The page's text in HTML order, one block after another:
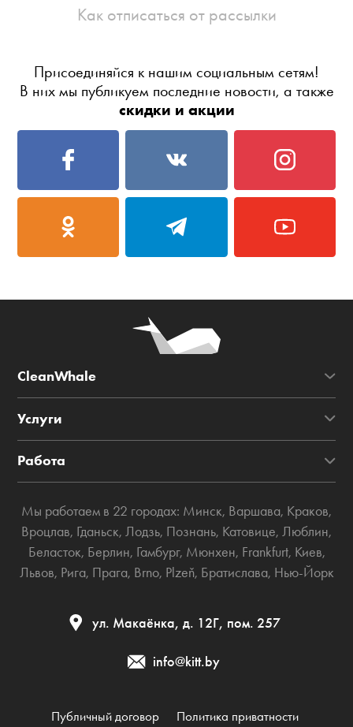
Как отписаться от рассылки
Присоединяйся к нашим социальным сетям!
В них мы публикуем последние новости, а также
скидки и акции
CleanWhale
Услуги
Работа
Мы работаем в 22 городах: Минск, Варшава, Краков,
Вроцлав, Гданьск, Лодзь, Познань, Катовице, Люблин,
Беласток, Берлин, Гамбург, Мюнхен, Frankfurt, Киев,
Львов, Рига, Прага, Brno, Plzeň, Братислава, Нью-Йорк
ул. Макаёнка, д. 12Г, пом. 257
info@kitt.by
Публичный договор Политика приватности